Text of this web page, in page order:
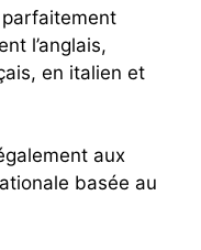
l’anglais,
en italien et
aux
basée au